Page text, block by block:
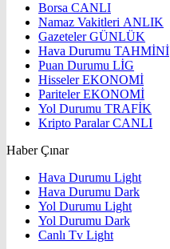
Borsa CANLI
Namaz Vakitleri ANLIK
GazetelerGÜNLÜK
Hava Durumu TAHMİNİ
Puan Durumu LİG
HisselerEKONOMİ
ParitelerEKONOMİ
Yol Durumu TRAFİK
Kripto ParalarCANLI
Haber Çınar
Hava Durumu Light
Hava Durumu Dark
Yol Durumu Light
Yol Durumu Dark
Canlı Tv Light